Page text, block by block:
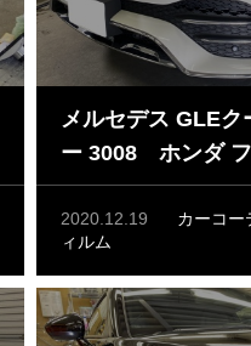
メルセデス GLE
ー 3008 ホンダ
ス ガラスコーテ
ンフィルム
2020.12.19 カーコー
ィルム